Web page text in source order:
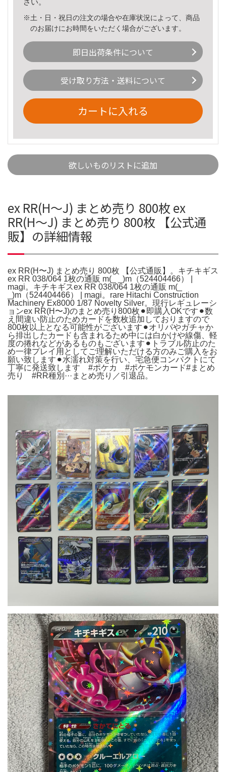
※土・日・祝日の注文の場合や在庫状況によって、商品
のお届けにお時間をいただく場合がございます。
即日出荷条件について
受け取り方法・送料について
カートに入れる
欲しいものリストに追加
ex RR(H〜J) まとめ売り 800枚 ex
RR(H〜J) まとめ売り 800枚 【公式通
販】の詳細情報
ex RR(H〜J) まとめ売り 800枚 【公式通販】。キチキギス
ex RR 038/064 1枚の通販 m(_ _)m（524404466） |
magi。キチキギスex RR 038/064 1枚の通販 m(_
_)m（524404466） | magi。rare Hitachi Construction
Machinery Ex8000 1/87 Novelty Silver。現行レギュレーシ
ョンex RR(H〜J)のまとめ売り800枚⚫︎即購入OKです⚫︎数
え間違い防止のためカードを数枚追加しておりますので
800枚以上となる可能性がございます⚫︎オリパやガチャか
ら排出したカードも含まれるため中には白かけや線傷、軽
度の捲れなどがあるものもございます⚫︎トラブル防止のた
め一律プレイ用としてご理解いただける方のみご購入をお
願い致します⚫︎水濡れ対策を行い、宅急便コンパクトにて
丁寧に発送致します #ポケカ #ポケモンカード#まとめ
売り #RR種別···まとめ売り／引退品。